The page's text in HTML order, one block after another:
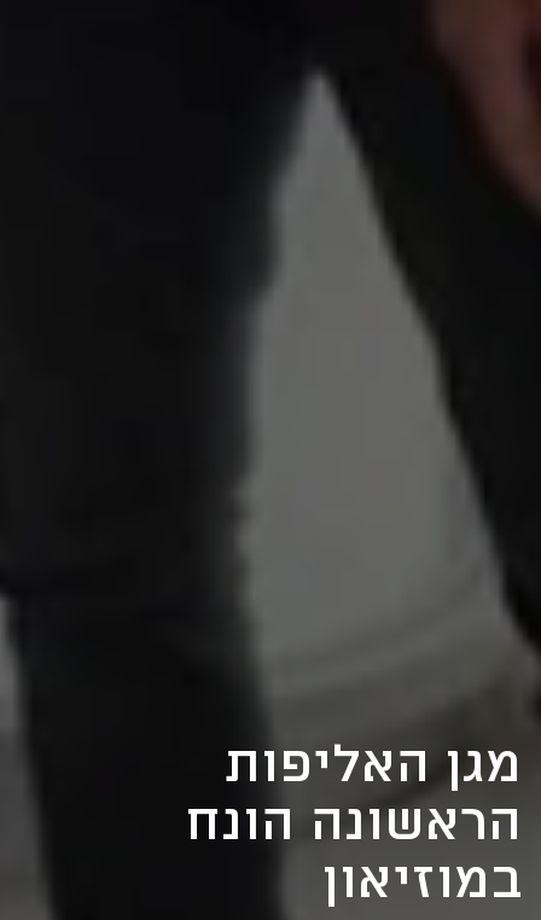
מגן האליפות
הראשונה הונח
במוזיאון